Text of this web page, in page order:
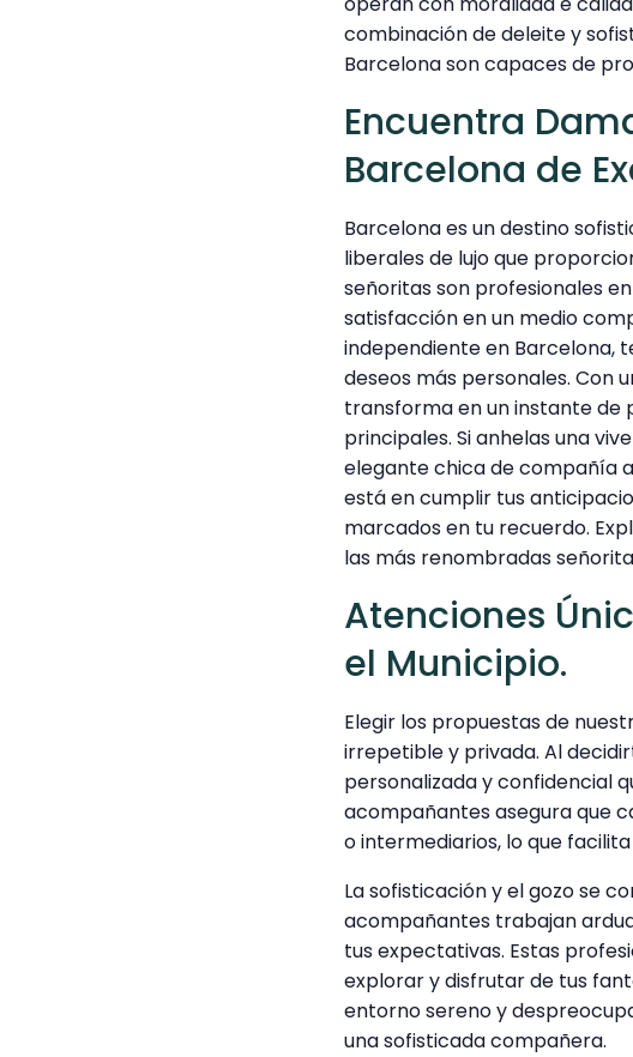
combinación de deleite y
Barcelona son capaces de
Encuentra
Barcelona de
Barcelona es un destino
liberales de lujo que
señoritas son profesionales
satisfacción en un medio
independiente en Barcelona,
deseos más personales. Con
transforma en un instante de
principales. Si anhelas una
elegante chica de compañía
está en cumplir tus
marcados en tu recuerdo.
las más renombradas
Atenciones
el Municipio.
Elegir los propuestas de
irrepetible y privada. Al
personalizada y confidencial
acompañantes asegura que
o intermediarios, lo que
La sofisticación y el gozo se
acompañantes trabajan
tus expectativas. Estas
explorar y disfrutar de tus
entorno sereno y
una sofisticada compañera.